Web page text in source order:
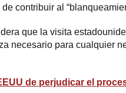
contribuir al
que la visita
necesario para cualquier
de perjudicar el